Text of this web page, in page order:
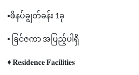
▪️ဖိနပ်ချွတ်ခန်း 1ခု
▪️ ခြင်ဇကာ အပြည့်ပါရှိ
♦ 𝐑𝐞𝐬𝐢𝐝𝐞𝐧𝐜𝐞 𝐅𝐚𝐜𝐢𝐥𝐢𝐭𝐢𝐞𝐬